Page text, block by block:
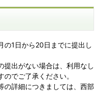
の1日から20日までに提出し
提出がない場合は、利用なし
でご了承ください。
の詳細につきましては、西部